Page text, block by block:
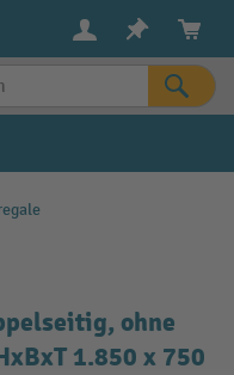
ohne
1.850 x 750